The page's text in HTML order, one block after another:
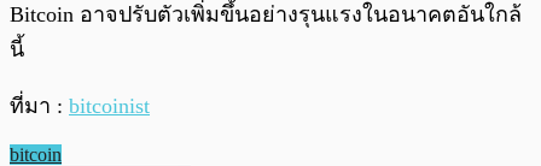
Bitcoin อาจปรับตัวเพิ่มขึ้นอย่างรุนแรงในอนาคตอันใกล้
นี้
ที่มา : bitcoinist
bitcoin